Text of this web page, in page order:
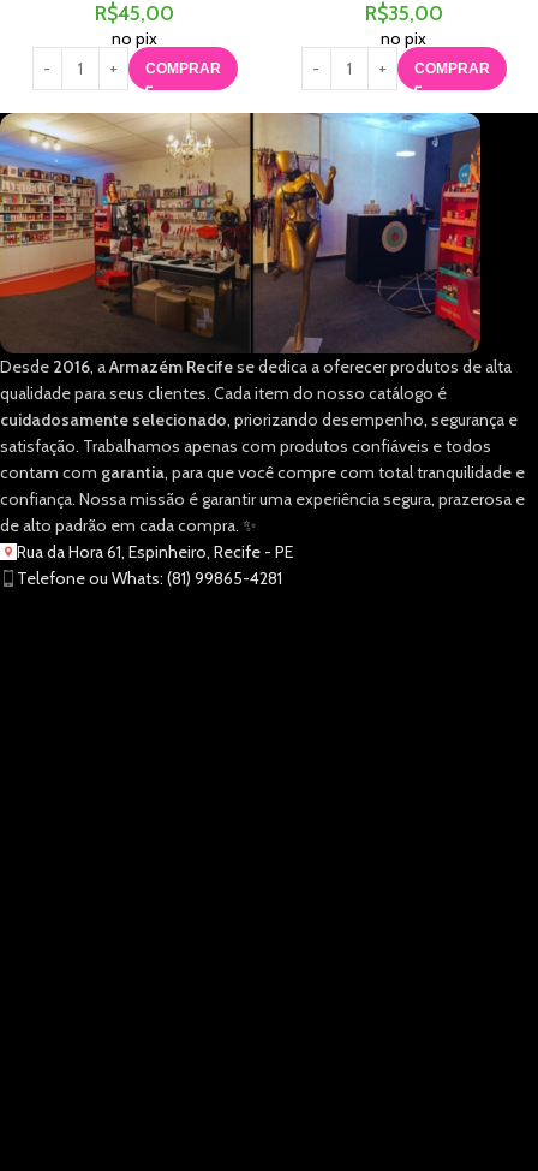
R$45,00
no pix
COMPRAR
R$35,00
no pix
COMPRAR
Desde 2016, aArmazém Recifese dedica a oferecer produtos de alta
qualidade para seus clientes. Cada item do nosso catálogo é
cuidadosamente selecionado, priorizando desempenho, segurança e
satisfação. Trabalhamos apenas com produtos confiáveis e todos
contam com garantia, para que você compre com total tranquilidade e
confiança. Nossa missão é garantir uma experiência segura, prazerosa e
de alto padrão em cada compra. ✨
Rua da Hora 61, Espinheiro, Recife - PE
Telefone ou Whats: (81) 99865-4281